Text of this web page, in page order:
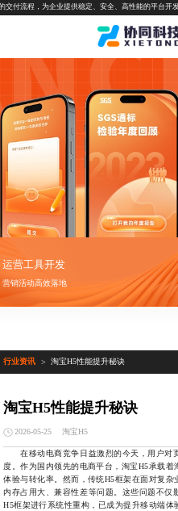
交付流程，为企业提供稳定、安全、高性能的平台开
运营工具开发
营销活动高效落地
行业资讯 > 淘宝H5性能提升秘诀
淘宝H5性能提升秘诀
2026-05-25 淘宝H5
在移动电商竞争日益激烈的今天，用户对
度。作为国内领先的电商平台，淘宝H5承载
体验与转化率。然而，传统H5框架在面对复
内存占用大、兼容性差等问题。这些问题不
H5框架进行系统性重构，已成为提升移动端